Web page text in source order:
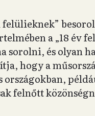
a „18 év
sorolni, és olyan
hogy a
országokban,
felnőtt